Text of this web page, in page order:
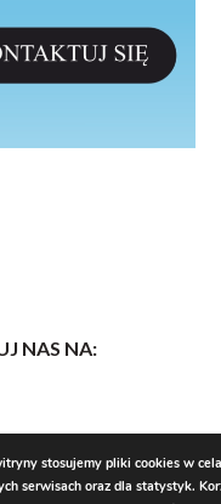
NAS NA:
stosujemy pliki cookies w
serwisach oraz dla statystyk.